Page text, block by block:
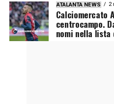
ATALANTA NEWS 2
Calciomercato
centrocampo.
nomi nella lista